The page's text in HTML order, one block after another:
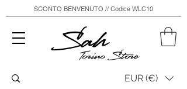
Sah
Torino Store
SCONTO BENVENUTO // Codice WLC10
EUR (€)